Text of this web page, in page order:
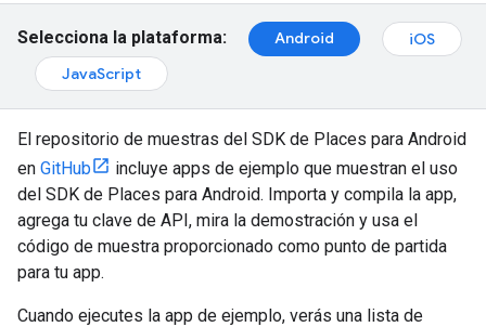
Selecciona la plataforma: Android
iOS
JavaScript
El repositorio de muestras del SDK de Places para Android
en GitHub
incluye apps de ejemplo que muestran el uso
del SDK de Places para Android. Importa y compila la app,
agrega tu clave de API, mira la demostración y usa el
código de muestra proporcionado como punto de partida
para tu app.
Cuando ejecutes la app de ejemplo, verás una lista de